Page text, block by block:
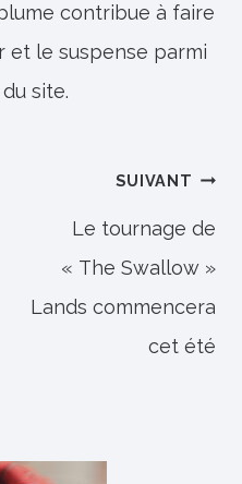
contribue à faire
et le suspense parmi
site.
SUIVANT
Le tournage de
« The Swallow »
Lands commencera
cet été